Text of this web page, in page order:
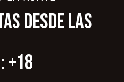
DESDE LAS
+18